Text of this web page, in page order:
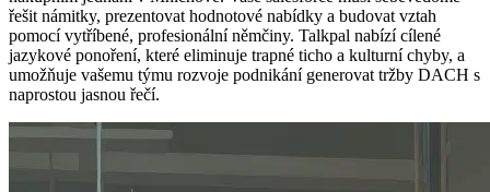
řešit námitky, prezentovat hodnotové nabídky a budovat vztah
pomocí vytříbené, profesionální němčiny. Talkpal nabízí cílené
jazykové ponoření, které eliminuje trapné ticho a kulturní chyby, a
umožňuje vašemu týmu rozvoje podnikání generovat tržby DACH s
naprostou jasnou řečí.